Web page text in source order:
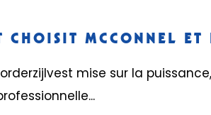
CHOISIT MCCONNEL ET
mise sur la